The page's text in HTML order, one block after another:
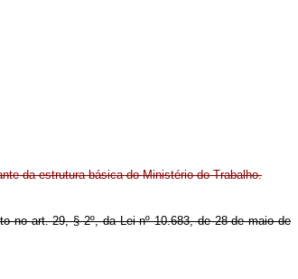
da estrutura básica do Ministério do Trabalho.
no art. 29, § 2º, da Lei nº 10.683, de 28 de maio de